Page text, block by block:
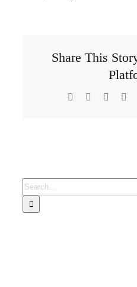
Share This
Facebook Reddit
Search
for: